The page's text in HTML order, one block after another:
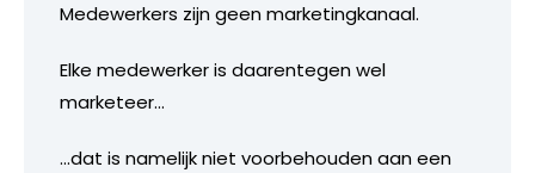
Medewerkers zijn geen marketingkanaal.
Elke medewerker is daarentegen wel
marketeer…
…dat is namelijk niet voorbehouden aan een